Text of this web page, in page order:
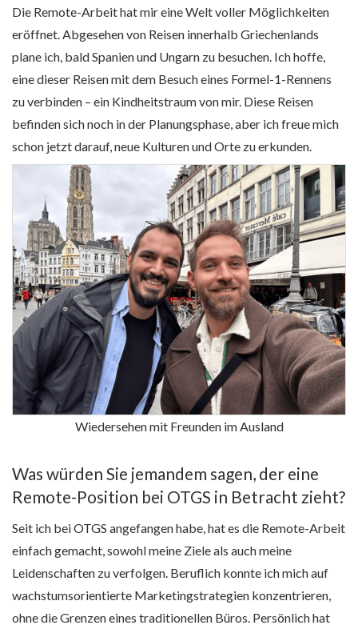
Die Remote-Arbeit hat mir eine Welt voller Möglichkeiten
eröffnet. Abgesehen von Reisen innerhalb Griechenlands
plane ich, bald Spanien und Ungarn zu besuchen. Ich hoffe,
eine dieser Reisen mit dem Besuch eines Formel-1-Rennens
zu verbinden – ein Kindheitstraum von mir. Diese Reisen
befinden sich noch in der Planungsphase, aber ich freue mich
schon jetzt darauf, neue Kulturen und Orte zu erkunden.
Wiedersehen mit Freunden im Ausland
Was würden Sie jemandem sagen, der eine
Remote-Position bei OTGS in Betracht zieht?
Seit ich bei OTGS angefangen habe, hat es die Remote-Arbeit
einfach gemacht, sowohl meine Ziele als auch meine
Leidenschaften zu verfolgen. Beruflich konnte ich mich auf
wachstumsorientierte Marketingstrategien konzentrieren,
ohne die Grenzen eines traditionellen Büros. Persönlich hat